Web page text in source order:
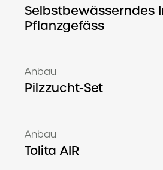
Selbstbewässerndes
Pflanzgefäss
Anbau
Pilzzucht-Set
Anbau
Tolita AIR